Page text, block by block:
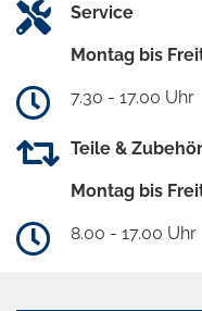
Service
Montag bis
7.30 - 17.00 Uhr
Teile & Zubehör
Montag bis
8.00 - 17.00 Uhr